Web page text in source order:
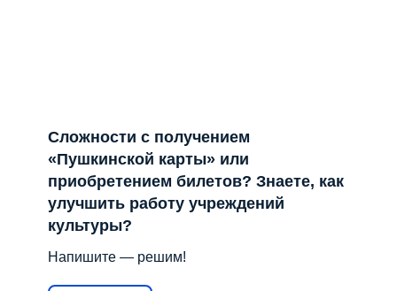
Сложности с получением
«Пушкинской карты» или
приобретением билетов? Знаете, как
улучшить работу учреждений
культуры?
Напишите — решим!